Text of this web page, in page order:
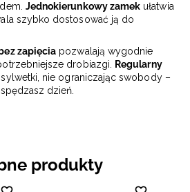
Jednokierunkowy zamek ułatwia
szybko dostosować ją do
zapięcia pozwalają wygodnie
drobiazgi. Regularny
nie ograniczając swobody –
dzień.
produkty